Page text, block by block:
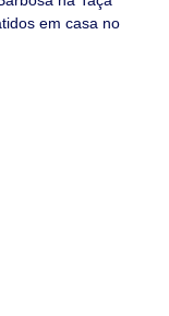
em casa no